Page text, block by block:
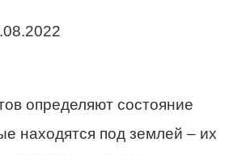
определяют состояние
находятся под землей – их